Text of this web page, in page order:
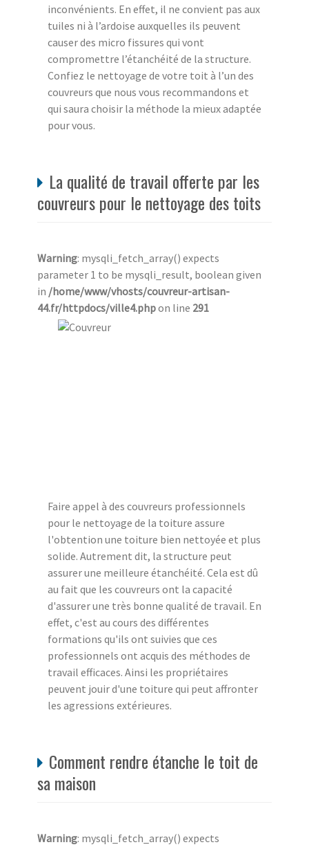
inconvénients. En effet, il ne convient pas aux
tuiles ni à l’ardoise auxquelles ils peuvent
causer des micro fissures qui vont
compromettre l’étanchéité de la structure.
Confiez le nettoyage de votre toit à l’un des
couvreurs que nous vous recommandons et
qui saura choisir la méthode la mieux adaptée
pour vous.
La qualité de travail offerte par les
couvreurs pour le nettoyage des toits
Warning: mysqli_fetch_array() expects
parameter 1 to be mysqli_result, boolean given
in /home/www/vhosts/couvreur-artisan-
44.fr/httpdocs/ville4.phpon line 291
Faire appel à des couvreurs professionnels
pour le nettoyage de la toiture assure
l'obtention une toiture bien nettoyée et plus
solide. Autrement dit, la structure peut
assurer une meilleure étanchéité. Cela est dû
au fait que les couvreurs ont la capacité
d'assurer une très bonne qualité de travail. En
effet, c'est au cours des différentes
formations qu'ils ont suivies que ces
professionnels ont acquis des méthodes de
travail efficaces. Ainsi les propriétaires
peuvent jouir d'une toiture qui peut affronter
les agressions extérieures.
Comment rendre étanche le toit de
sa maison
Warning: mysqli_fetch_array() expects